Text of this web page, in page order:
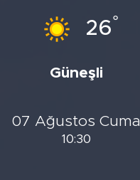
26°
Güneşli
07 Ağustos Cuma
10:30